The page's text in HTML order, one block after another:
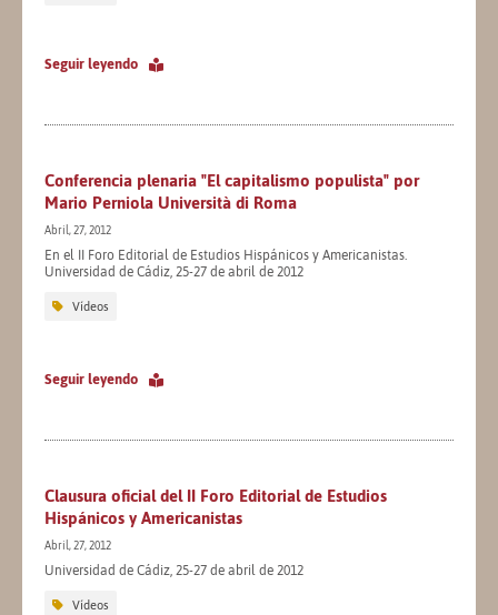
Seguir leyendo
Conferencia plenaria "El capitalismo populista" por
Mario Perniola Università di Roma
Abril, 27, 2012
En el II Foro Editorial de Estudios Hispánicos y Americanistas.
Universidad de Cádiz, 25-27 de abril de 2012
Vídeos
Seguir leyendo
Clausura oficial del II Foro Editorial de Estudios
Hispánicos y Americanistas
Abril, 27, 2012
Universidad de Cádiz, 25-27 de abril de 2012
Vídeos